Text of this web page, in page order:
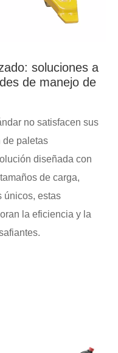
soluciones a
de manejo de
no satisfacen sus
de paletas
diseñada con
de carga,
únicos, estas
la eficiencia y la